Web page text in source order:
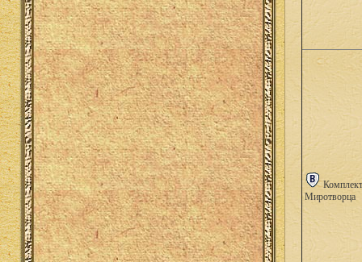
Комплект
Миротворца